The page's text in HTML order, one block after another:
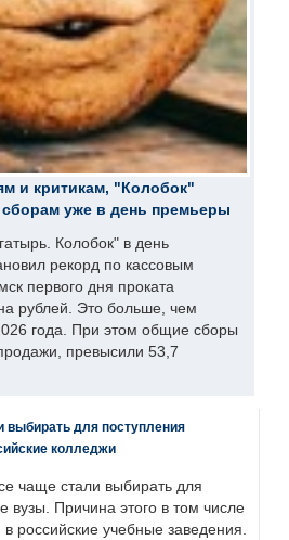
и критикам, "Колобок"
уже в день премьеры
Колобок" в день
рекорд по кассовым
первого дня проката
рублей. Это больше, чем
года. При этом общие сборы
превысили 53,7
выбирать для поступления
колледжи
чаще стали выбирать для
вузы. Причина этого в том числе
российские учебные заведения.